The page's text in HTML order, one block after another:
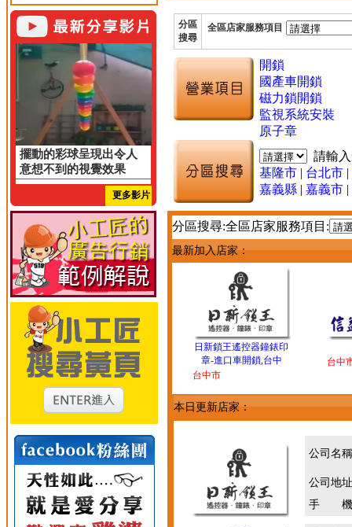
擺動的彩球呈現出令人
意想不到的視覺效果
更多影片
分區
搜尋
全區店家服務項目
開鎖
國產車開鎖
磁力鎖開鎖
監視系統安裝
原子章
請輸
基隆市 | 台北市 |
嘉義縣 | 嘉義市 |
分區搜尋:全區店家服務項目:
最新加入店家：
日新鎖王遙控器鐘錶印
章-進口車開鎖,台中
台中市
台中
本日更新店家：
公司名
公司地
手 機